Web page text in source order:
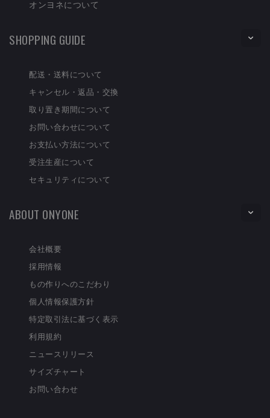
オンヨネについて
SHOPPING GUIDE
配送・送料について
キャンセル・返品・交換
取り置き期間について
お問い合わせについて
お支払い方法について
受注生産について
セキュリティについて
ABOUT ONYONE
会社概要
採用情報
もの作りへのこだわり
個人情報保護方針
特定取引法に基づく表示
利用規約
ニュースリリース
サイズチャート
お問い合わせ